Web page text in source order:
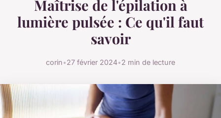
Maîtrise de l'épilation à
lumière pulsée : Ce qu'il faut
savoir
corin•27 février 2024•2 min de lecture